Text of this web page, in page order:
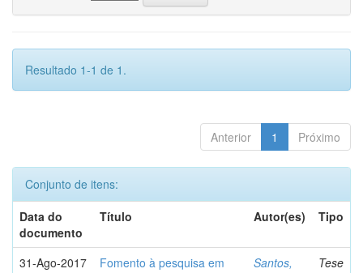
Resultado 1-1 de 1.
Anterior 1 Próximo
Conjunto de itens:
Data do
documento
Título Autor(es) Tipo
31-Ago-2017
Fomento à pesquisa em
Santos,
Tese